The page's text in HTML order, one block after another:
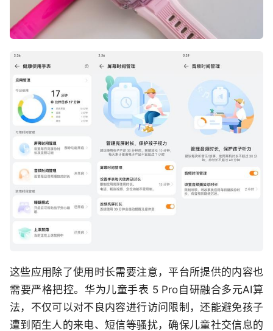
这些应用除了使用时长需要注意，平台所提供的内容也
需要严格把控。华为儿童手表 5 Pro自研融合多元AI算
法，不仅可以对不良内容进行访问限制，还能避免孩子
遭到陌生人的来电、短信等骚扰，确保儿童社交信息的